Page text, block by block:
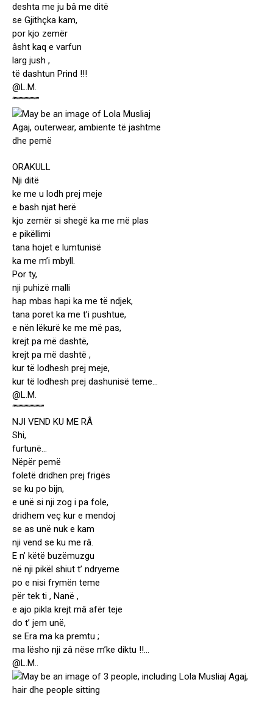
deshta me ju bâ me ditë
se Gjithçka kam,
por kjo zemër
âsht kaq e varfun
larg jush ,
të dashtun Prind !!!
@L.M.
“””””””””””
ORAKULL
Nji ditë
ke me u lodh prej meje
e bash njat herë
kjo zemër si shegë ka me më plas
e pikëllimi
tana hojet e lumtunisë
ka me m’i mbyll.
Por ty,
nji puhizë malli
hap mbas hapi ka me të ndjek,
tana poret ka me t’i pushtue,
e nën lëkurë ke me më pas,
krejt pa më dashtë,
krejt pa më dashtë ,
kur të lodhesh prej meje,
kur të lodhesh prej dashunisë teme…
@L.M.
“””””””””””””
NJI VEND KU ME RÂ
Shi,
furtunë…
Nëpër pemë
foletë dridhen prej frigës
se ku po bijn,
e unë si nji zog i pa fole,
dridhem veç kur e mendoj
se as unë nuk e kam
nji vend se ku me râ.
E n’ këtë buzëmuzgu
në nji pikël shiut t’ ndryeme
po e nisi frymën teme
për tek ti , Nanë ,
e ajo pikla krejt mâ afër teje
do t’ jem unë,
se Era ma ka premtu ;
ma lësho nji zâ nëse m’ke diktu !!…
@L.M..